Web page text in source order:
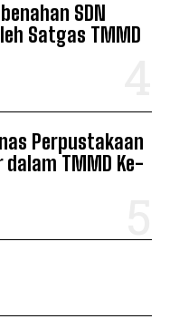
SDN
Satgas TMMD
Perpustakaan
TMMD Ke-